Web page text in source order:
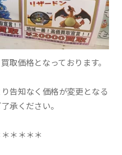
取価格となっております。
告知なく価格が変更となる
承ください。
＊＊＊＊